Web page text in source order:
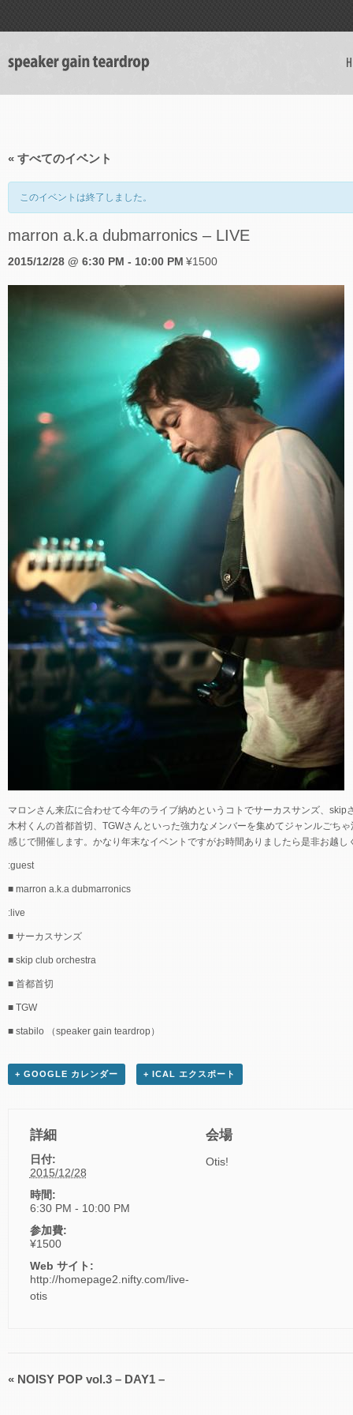
« すべてのイベント
このイベントは終了しました。
marron a.k.a dubmarronics – LIVE
2015/12/28 @ 6:30 PM - 10:00 PM ¥1500
マロンさん来広に合わせて今年のライブ納めというコトでサーカスサンズ、skip
木村くんの首都首切、TGWさんといった強力なメンバーを集めてジャンルごちゃ
感じで開催します。かなり年末なイベントですがお時間ありましたら是非お越し
:guest
■ marron a.k.a dubmarronics
:live
■ サーカスサンズ
■ skip club orchestra
■ 首都首切
■ TGW
■ stabilo （speaker gain teardrop）
+ GOOGLE カレンダー + ICAL エクスポート
詳細
日付:
2015/12/28
時間:
6:30 PM - 10:00 PM
参加費:
¥1500
Web サイト:
http://homepage2.nifty.com/live-
otis
会場
Otis!
イ
« NOISY POP vol.3 – DAY1 –